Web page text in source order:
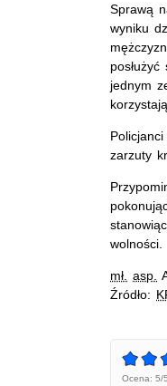
Sprawą
wyniku
jednym
zarzuty
wolności.
mł. asp.
Źródło:
Ocena: 5/